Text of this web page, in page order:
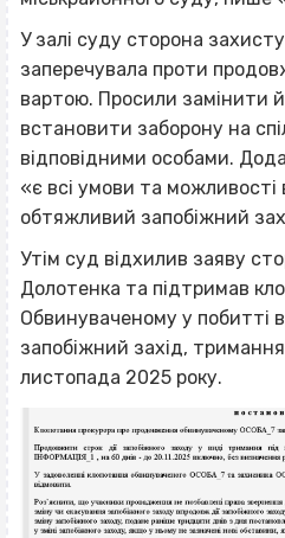
У залі суду сторона
заперечувала проти
вартою. Просили замінити
встановити заборону на
відповідними особами.
«є всі умови та
обтяжливий запобіжний
Утім суд відхилив заяву
Долотенка та підтримав
Обвинуваченому у побитті
запобіжний захід,
листопада 2025 року.